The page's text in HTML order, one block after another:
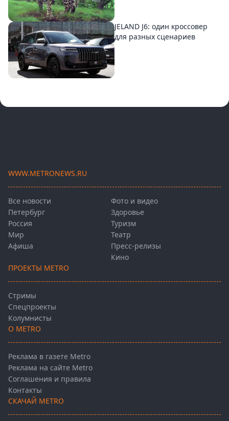
JELAND J6: один кроссовер
для разных сценариев
WWW.METRONEWS.RU
Все новости
Петербург
Россия
Мир
Афиша
Фото и видео
Здоровье
Туризм
Театр
Пресс-релизы
Кино
ПРОЕКТЫ METRO
Стримы
Спецпроекты
Колумнисты
О METRO
Реклама в газете Metro
Реклама на сайте Metro
Соглашения и правила
Контакты
СКАЧАЙ METRO